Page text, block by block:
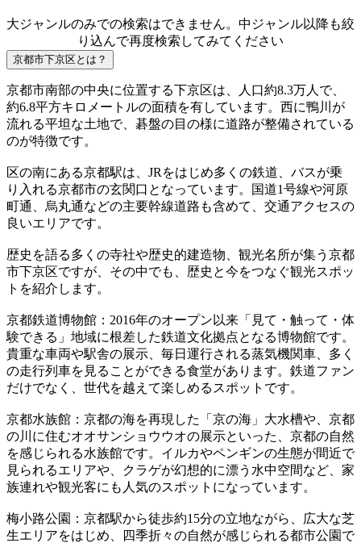
大ジャンルのみでの検索はできません。中ジャンル以降も絞
り込んで再度検索してみてください
京都市下京区とは？
京都市南部の中央に位置する下京区は、人口約8.3万人で、
約6.8平方キロメートルの面積を有しています。西に鴨川が
流れる平坦な土地で、碁盤の目の様に道路が整備されている
のが特徴です。
区の南にある京都駅は、JRをはじめ多くの鉄道、バスが乗
り入れる京都市の玄関口となっています。国道1号線や河原
町通、烏丸通などの主要幹線道路も含めて、交通アクセスの
良いエリアです。
歴史を語る多くの寺社や歴史的建造物、観光名所が集う京都
市下京区ですが、その中でも、歴史と今をつなぐ観光スポッ
トを紹介します。
京都鉄道博物館：2016年のオープン以来「見て・触って・体
験できる」地域に根差した鉄道文化拠点となる博物館です。
貴重な車両や駅舎の展示、毎日運行される蒸気機関車、多く
の走行列車を見ることができる食堂があります。鉄道ファン
だけでなく、世代を越えて楽しめるスポットです。
京都水族館：京都の海を再現した「京の海」大水槽や、京都
の川に住むオオサンショウウオの展示といった、京都の自然
を感じられる水族館です。イルカやペンギンの生態が間近で
見られるエリアや、クラゲが幻想的に漂う水中空間など、家
族連れや観光客にも人気のスポットになっています。
梅小路公園：京都駅から徒歩約15分の立地ながら、広大な芝
生エリアをはじめ、四季折々の自然が感じられる都市公園で